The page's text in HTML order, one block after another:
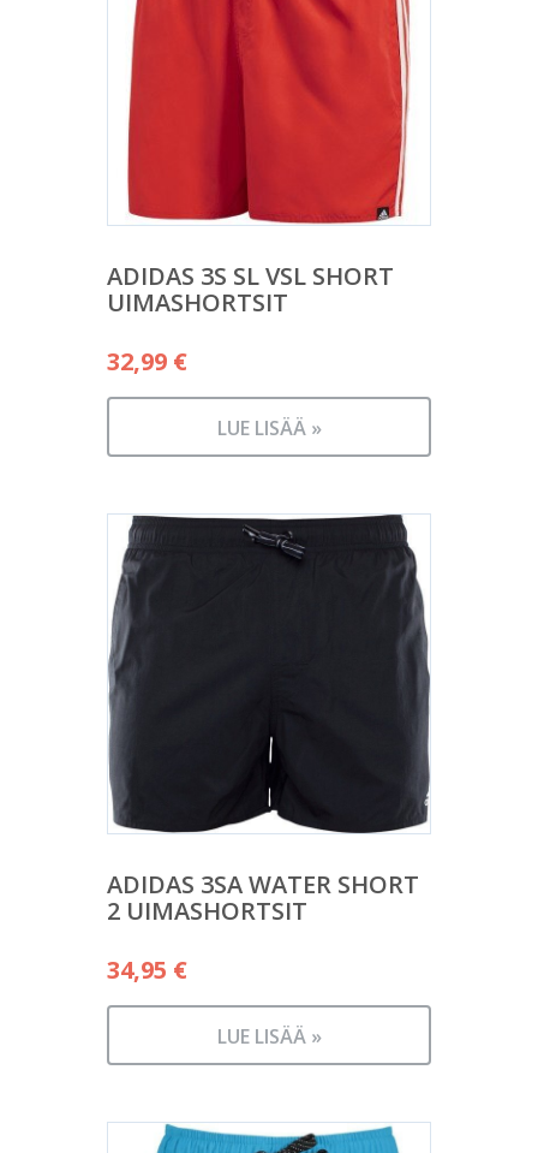
ADIDAS 3S SL VSL SHORT
UIMASHORTSIT
32,99 €
LUE LISÄÄ »
ADIDAS 3SA WATER SHORT
2 UIMASHORTSIT
34,95 €
LUE LISÄÄ »